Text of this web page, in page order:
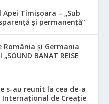
Timișoara – „Sub
și permanență”
și Germania
BANAT REISE
s-au reunit la cea de-a
Internațional de Creație